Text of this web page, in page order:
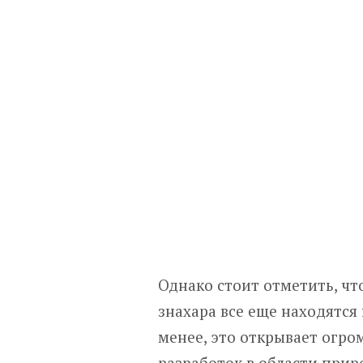
Однако стоит отметить,
знахара все еще
менее, это открывает